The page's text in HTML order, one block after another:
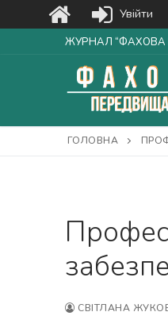
ЖУРНАЛ “ФАХОВА
ГОЛОВНА
СВІТЛАНА
Увійти